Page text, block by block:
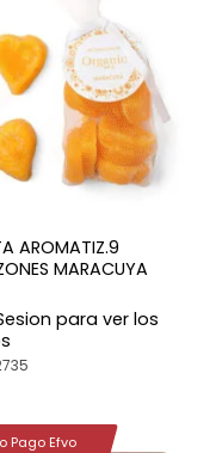
lista de
deseos
AROMATIZ.9
MARACUYA
para ver los
Pago Efvo